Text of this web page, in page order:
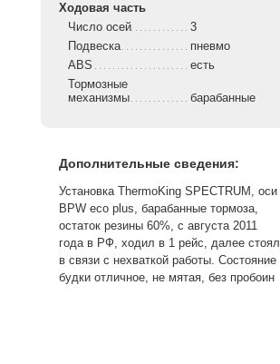
Ходовая часть
Число осей
3
Подвеска
пневмо
ABS
есть
Тормозные
механизмы
барабанные
Дополнительные сведения:
Установка ThermoKing SPECTRUM, оси
BPW eco plus, барабанные тормоза,
остаток резины 60%, с августа 2011
года в РФ, ходил в 1 рейс, далее стоял
в связи с нехваткой работы. Состояние
будки отличное, не мятая, без пробоин